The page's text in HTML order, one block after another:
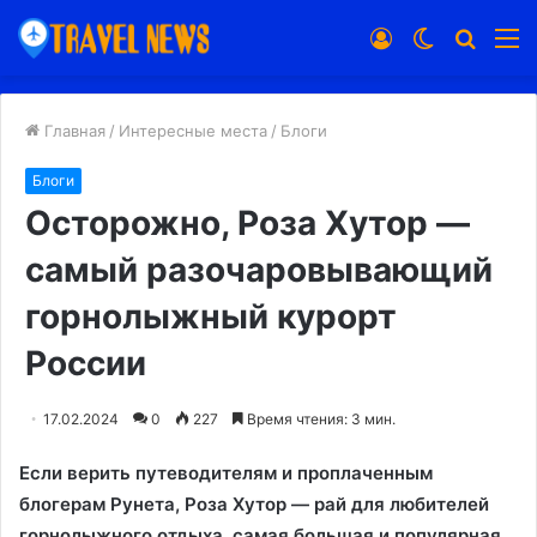
Switch
Войти
Главная / Интересные места / Блоги
Блоги
Осторожно, Роза Хутор —
самый разочаровывающий
горнолыжный курорт
России
17.02.2024 0 227 Время чтения: 3 мин.
Если верить путеводителям и проплаченным
блогерам Рунета, Роза Хутор — рай для любителей